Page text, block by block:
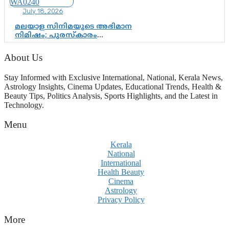
July 18, 2026
മലയാള സിനിമയുടെ അഭിമാന
നിമിഷം; പുരസ്‌കാരം
ആഘോഷമാകട്ടെ, മികവ് ശീലമാകട്ടെ
About Us
Stay Informed with Exclusive International, National, Kerala News,
Astrology Insights, Cinema Updates, Educational Trends, Health &
Beauty Tips, Politics Analysis, Sports Highlights, and the Latest in
Technology.
Menu
Kerala
National
International
Health Beauty
Cinema
Astrology
Privacy Policy
More